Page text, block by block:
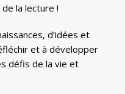
la lecture !
d’idées et
et à développer
défis de la vie et